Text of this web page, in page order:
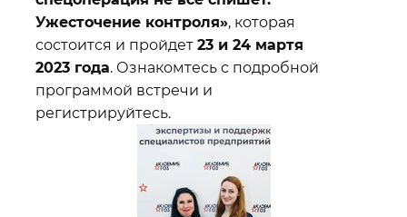
Ужесточение контроля», которая
состоится и пройдет 23 и 24 мартя
2023 года. Ознакомтесь с подробной
программой встречи и
регистрируйтесь.